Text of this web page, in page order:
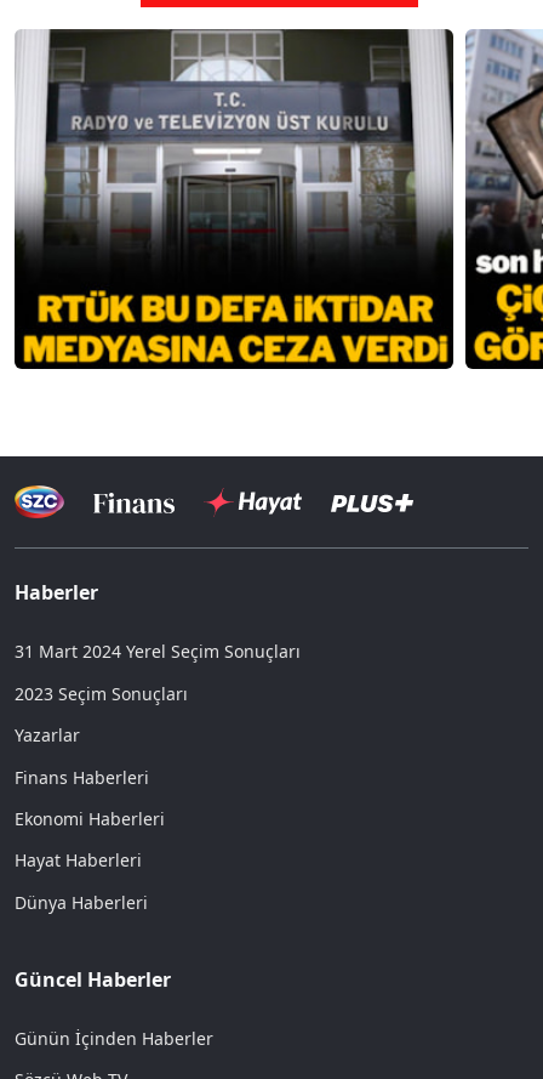
Haberler
31 Mart 2024 Yerel Seçim Sonuçları
2023 Seçim Sonuçları
Yazarlar
Finans Haberleri
Ekonomi Haberleri
Hayat Haberleri
Dünya Haberleri
Güncel Haberler
Günün İçinden Haberler